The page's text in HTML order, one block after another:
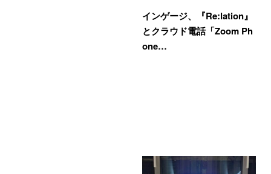
インゲージ、『Re:lation』
とクラウド電話「Zoom Ph
one…